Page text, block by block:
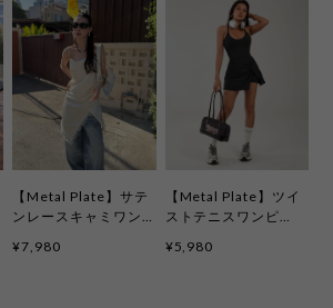
【Metal Plate】サテ
ンレースキャミワン
¥7,980
【Metal Plate】ツイ
ストテニスワンピ
kcd4093
¥5,980